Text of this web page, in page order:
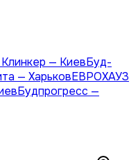
Клинкер — КиевБуд-
— ХарьковЕВРОХАУЗ
Будпрогресс —